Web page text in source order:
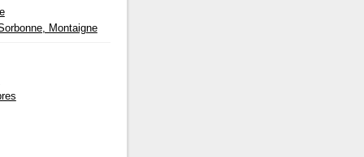
Montaigne